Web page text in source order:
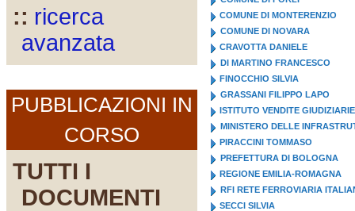
:: ricerca
avanzata
PUBBLICAZIONI IN
CORSO
TUTTI I
DOCUMENTI
COMUNE DI MONTERENZIO
COMUNE DI NOVARA
CRAVOTTA DANIELE
DI MARTINO FRANCESCO
FINOCCHIO SILVIA
GRASSANI FILIPPO LAPO
ISTITUTO VENDITE GIUDIZIARIE
MINISTERO DELLE
PIRACCINI TOMMASO
PREFETTURA DI BOLOGNA
REGIONE EMILIA-ROMAGNA
RFI RETE FERROVIARIA
SECCI SILVIA